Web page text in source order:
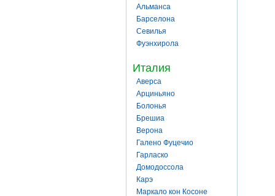
Альманса
Барселона
Севилья
Фуэнхирола
Италия
Аверса
Арциньяно
Болонья
Брешиа
Верона
Галено Фуцечио
Гарласко
Домодоссола
Карэ
Маркало кон Косоне